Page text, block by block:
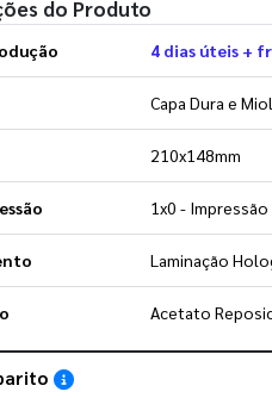
do Produto
4 dias úteis +
Capa Dura e
210x148mm
1x0 -
Laminação
Acetato
Saiba como utilizar os nossos